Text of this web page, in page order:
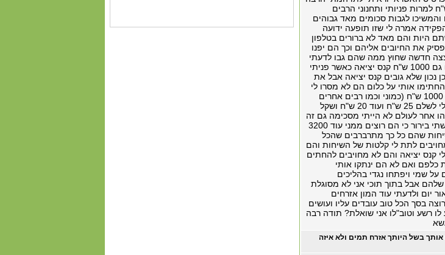
אזויים שך חיובים של 700 ש"ח 740 ש"ח למרות פניותי ותחנוני הרבים
לגבות סכומים מאד גבוהים
אמרה לי שזו תופעה ידועה
היות והם מאד לא ברורים בטלפון
את החיובים אליהם וכך הם יפנו
חדשה שחוץ ממה שהם גבו לדעתי
ממש בצורה מאד לא ישרה ותמימה הם רוצים גם 1000 ש"ח קנס יציאה כאשר פניתי
נכון שלא גובים קנס יציאה אבל את
אותי על כלום הם לא מסרו לי
שום אינפורמציה בנוגעה לקנס עבור יציאה של 1000 ש"ח (כמוני וכמו רבים אחרים
תמימים שאוכלים הכל דרך הטלפון הבנתי שעלי לשלם 25 ש"ח ועוד 20 ש"ח ושקל
אחר לעולם לא הייתי מסכימה גם זה
היה לי קשה אבל רציתי לעזור לו להתקדם,ביקשתי בירור כי הם רוצים ממני עוד 3200
שהם כל כך מתרברבים שהכל
לתת לי קלטות של השיחות והם
קנס יציאה והם לא מחויבים להחתים
כלפם ואם לא הם ינתקו אותי
על שמי ויפתחו נגדי בהליכים
שלהם אבל בתוך תוכי אני לא מסוגלת
יום ולדעתי עוד המון אזרחים
בסך הכל טוב עובדים עליו ועושים
לו רשע וטוב"לו אני שואלת? תודה רבה
בשל היותך אזרח תמים ולא איזה